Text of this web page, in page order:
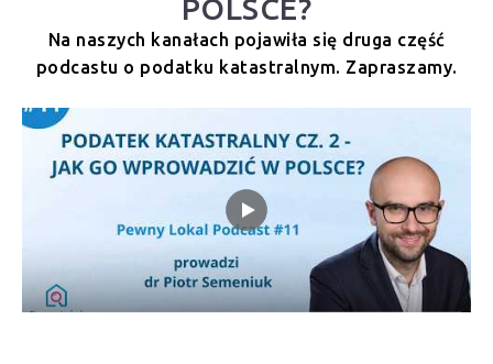
POLSCE?
Na naszych kanałach pojawiła się druga część
podcastu o podatku katastralnym. Zapraszamy.